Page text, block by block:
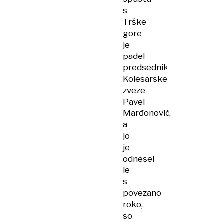
s
Trške
gore
je
padel
predsednik
Kolesarske
zveze
Pavel
Marđonović,
a
jo
je
odnesel
le
s
povezano
roko,
so